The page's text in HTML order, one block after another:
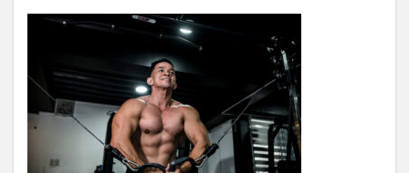
を最
6
【Q&A】
クロスオ